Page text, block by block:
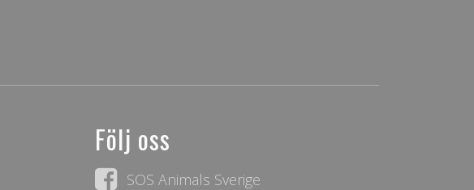
Följ oss
SOS Animals Sverige